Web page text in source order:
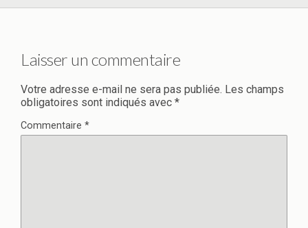
Laisser un commentaire
Votre adresse e-mail ne sera pas publiée. Les champs
obligatoires sont indiqués avec *
Commentaire *